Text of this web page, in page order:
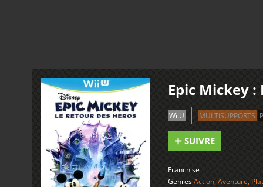
Epic Mickey
WiiU MULTISUPPORTS
SUIVRE
Franchise
GenresAction, Aventure,